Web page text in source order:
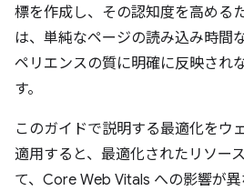
標を作成し、その認知度を高める
は、単純なページの読み込み時間
ペリエンスの質に明確に反映され
す。
このガイドで説明する最適化をウ
適用すると、最適化されたリソー
て、Core Web Vitals への影響が異